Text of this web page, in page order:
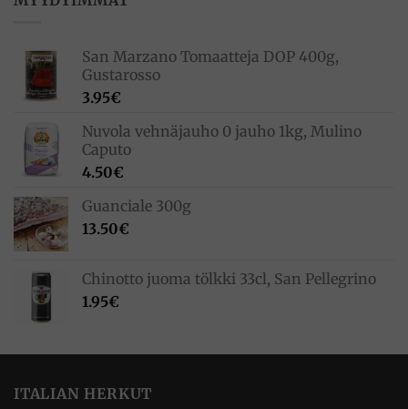
San Marzano Tomaatteja DOP 400g,
Gustarosso
3.95€
Nuvola vehnäjauho 0 jauho 1kg, Mulino
Caputo
4.50€
Guanciale 300g
13.50€
Chinotto juoma tölkki 33cl, San Pellegrino
1.95€
ITALIAN HERKUT